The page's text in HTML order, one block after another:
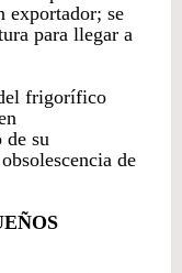
exportador; se
para llegar a
frigorífico
de su
de